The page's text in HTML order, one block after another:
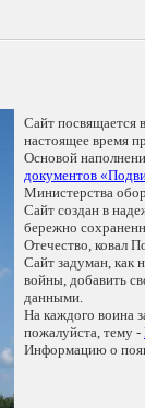
Сайт посвящается
настоящее время
Основой
документов
Министерства
Сайт создан в
бережно
Отечество, ковал
Сайт задуман, как
войны, добавить
данными.
На каждого воина
пожалуйста, тему -
Информацию о